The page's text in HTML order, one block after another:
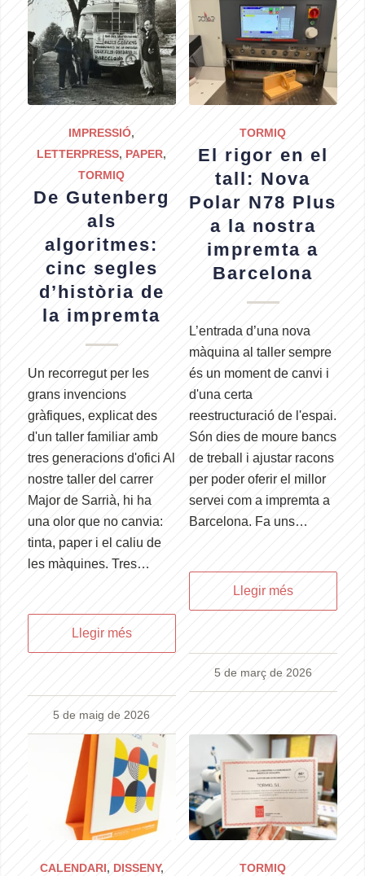
IMPRESSIÓ,
LETTERPRESS,PAPER,
TORMIQ
De Gutenberg
als
algoritmes:
cinc segles
d’història de
la impremta
Un recorregut per les
grans invencions
gràfiques, explicat des
d'un taller familiar amb
tres generacions d'ofici Al
nostre taller del carrer
Major de Sarrià, hi ha
una olor que no canvia:
tinta, paper i el caliu de
les màquines. Tres…
Llegir més
5 de maig de 2026
TORMIQ
El rigor en el
tall: Nova
Polar N78 Plus
a la nostra
impremta a
Barcelona
L’entrada d’una nova
màquina al taller sempre
és un moment de canvi i
d'una certa
reestructuració de l'espai.
Són dies de moure bancs
de treball i ajustar racons
per poder oferir el millor
servei com a impremta a
Barcelona. Fa uns…
Llegir més
5 de març de 2026
CALENDARI, DISSENY, TORMIQ